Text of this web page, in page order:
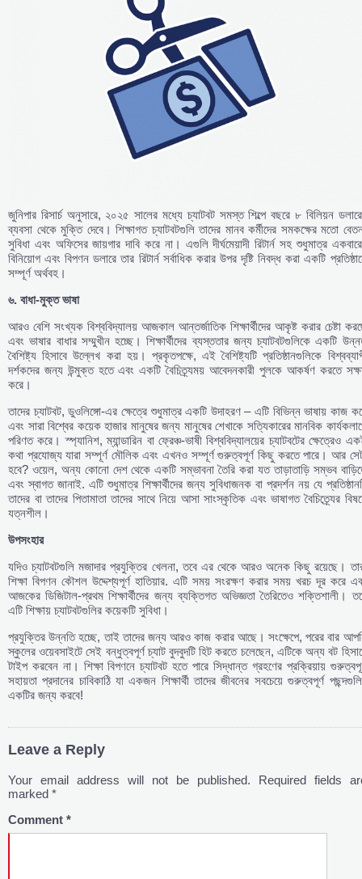
জুনিপার রিসার্চ অনুসারে, ২০২৫ সালের মধ্যে চ্যাটবট সমস্ত শিল্পে বছরে ৮ বিলিয়ন
ব্যবসা থেকে মুক্তি দেবে। শিক্ষাগত চ্যাটবটগুলি তাদের মানব কর্মীদের সমকক্ষের মতো
সুবিধা এবং অফিসের জায়গার দাবি করে না। এগুলি দীর্ঘমেয়াদী রিটার্ন সহ শুধুমাত্র
বিনিয়োগ এবং বিপণন ডলারে তার রিটার্ন সর্বাধিক করার উপর দৃষ্টি নিবদ্ধ করা একটি
সম্পূর্ণ অর্থবহ।
৬. বাধা-মুক্তভাষা
আরও বেশি সংখ্যক বিশ্ববিদ্যালয় আজকাল আন্তর্জাতিক শিক্ষার্থীদের আকৃষ্ট করার চেষ্টা
এবং ভাষার বাধার সম্মুখীন হচ্ছে। শিক্ষার্থীদের ব্যস্ততার জন্য চ্যাটবটগুলিকে একটি
বৈশিষ্ট্য হিসাবে উল্লেখ করা হয়। প্রকৃতপক্ষে, এই বৈশিষ্ট্যটি প্রতিষ্ঠানগুলিকে
দর্শকদের জন্য উন্মুক্ত হতে এবং একটি বৈচিত্র্যময় আবেদনকারী পুলকে আকর্ষণ করতে
করে।
তাদের চ্যাটবট, ডুওলিঙ্গো-এর ক্ষেত্রে শুধুমাত্র একটি উদাহরণ – এটি বিভিন্ন ভাষায় কাজ
এবং সারা বিশ্বের কয়েক হাজার মানুষের জন্য মানুষের শেখাকে সত্যিকারের মানবিক
পরিণত করে। স্প্যানিশ, ম্যান্ডারিন বা ফ্রেঞ্চ-ভাষী বিশ্ববিদ্যালয়ের চ্যাটবটের ক্ষেত্রেও
কথা প্রযোজ্য যারা সম্পূর্ণ মৌলিক এবং এখনও সম্পূর্ণ গুরুত্বপূর্ণ কিছু করতে পারে। আর
হবে? ওয়েল, অন্য কোনো দেশ থেকে একটি সম্ভাবনা তৈরি করা যত তাড়াতাড়ি সম্ভব
এবং স্বাগত জানাই. এটি শুধুমাত্র শিক্ষার্থীদের জন্য সুবিধাজনক বা প্রদর্শন নয় যে
তাদের বা তাদের পিতামাতা তাদের সাথে নিয়ে আসা সাংস্কৃতিক এবং ভাষাগত বৈচিত্র্যের
যত্নশীল।
উপসংহার
যদিও চ্যাটবটগুলি মজাদার প্রযুক্তির খেলনা, তবে এর থেকে আরও অনেক কিছু রয়েছে।
শিক্ষা বিপণন কৌশল উদ্দেশ্যপূর্ণ হাতিয়ার. এটি সময় সংরক্ষণ করার সময় খরচ দূর করে
আজকের ডিজিটাল-প্রথম শিক্ষার্থীদের জন্য ব্যক্তিগত অভিজ্ঞতা তৈরিতেও শক্তিশালী।
এটি শিক্ষায় চ্যাটবটগুলির কয়েকটি সুবিধা।
প্রযুক্তির উন্নতি হচ্ছে, তাই তাদের জন্য আরও কাজ করার আছে। সংক্ষেপে, পরের বার
স্কুলের ওয়েবসাইটে সেই বন্ধুত্বপূর্ণ চ্যাট বুদবুদটি হিট করতে চলেছেন, এটিকে অন্য বট
টাইপ করবেন না। শিক্ষা বিপণনে চ্যাটবট হতে পারে সিদ্ধান্ত গ্রহণের প্রক্রিয়ায়
সহায়তা প্রদানের চাবিকাঠি যা একজন শিক্ষার্থী তাদের জীবনের সবচেয়ে গুরুত্বপূর্ণ
একটির জন্য করবে!
Leave a Reply
Your email address will not be published.
Required fields
marked *
Comment *